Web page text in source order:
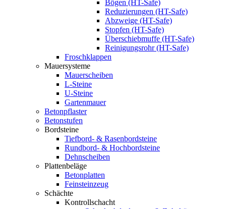
Bögen (HT-Safe)
Reduzierungen (HT-Safe)
Abzweige (HT-Safe)
Stopfen (HT-Safe)
Überschiebmuffe (HT-Safe)
Reinigungsrohr (HT-Safe)
Froschklappen
Mauersysteme
Mauerscheiben
L-Steine
U-Steine
Gartenmauer
Betonpflaster
Betonstufen
Bordsteine
Tiefbord- & Rasenbordsteine
Rundbord- & Hochbordsteine
Dehnscheiben
Plattenbeläge
Betonplatten
Feinsteinzeug
Schächte
Kontrollschacht